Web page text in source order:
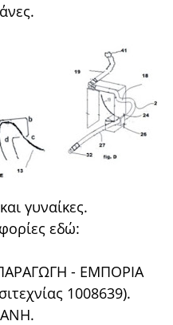
γυναίκες.
εδώ:
- ΕΜΠΟΡΙΑ
1008639).